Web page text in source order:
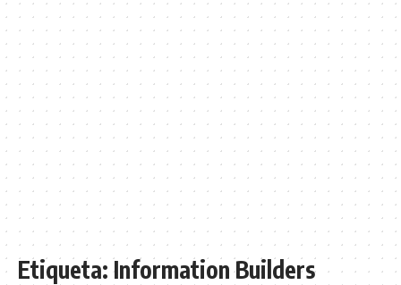
Etiqueta:Information Builders